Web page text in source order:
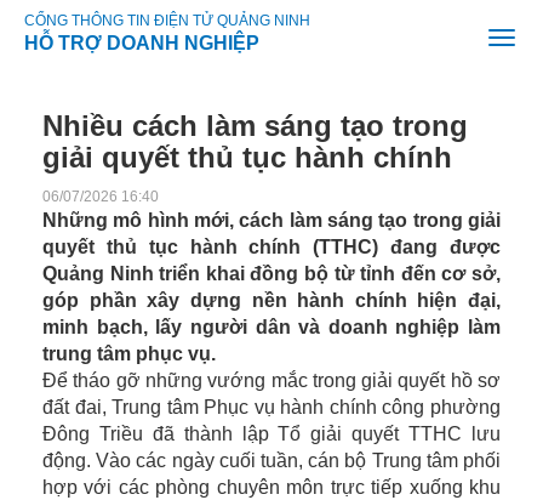
CỔNG THÔNG TIN ĐIỆN TỬ QUẢNG NINH
HỖ TRỢ DOANH NGHIỆP
Nhiều cách làm sáng tạo trong
giải quyết thủ tục hành chính
06/07/2026 16:40
Những mô hình mới, cách làm sáng tạo trong giải
quyết thủ tục hành chính (TTHC) đang được
Quảng Ninh triển khai đồng bộ từ tỉnh đến cơ sở,
góp phần xây dựng nền hành chính hiện đại,
minh bạch, lấy người dân và doanh nghiệp làm
trung tâm phục vụ.
Để tháo gỡ những vướng mắc trong giải quyết hồ sơ
đất đai, Trung tâm Phục vụ hành chính công phường
Đông Triều đã thành lập Tổ giải quyết TTHC lưu
động. Vào các ngày cuối tuần, cán bộ Trung tâm phối
hợp với các phòng chuyên môn trực tiếp xuống khu